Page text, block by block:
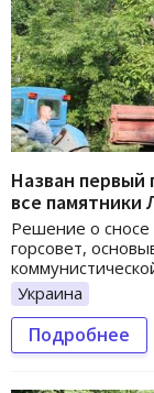
Назван первый
все памятники
Решение о сносе
горсовет,
Украина
Подробнее